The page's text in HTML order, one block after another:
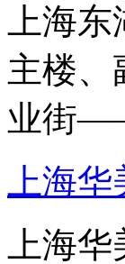
上海
主楼、
业街
上海
上海